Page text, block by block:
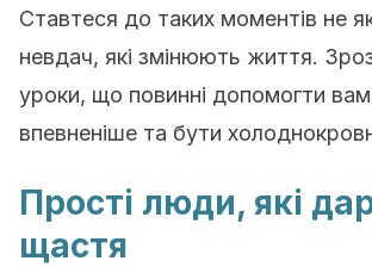
Ставтеся до таких моментів не
невдач, які змінюють життя.
уроки, що повинні допомогти
впевненіше та бути
Прості люди, які
щастя